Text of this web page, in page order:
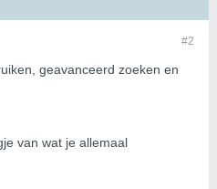
#2
geavanceerd zoeken en
van wat je allemaal